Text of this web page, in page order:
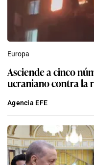
Europa
Asciende a cinco
ucraniano contra la
Agencia EFE